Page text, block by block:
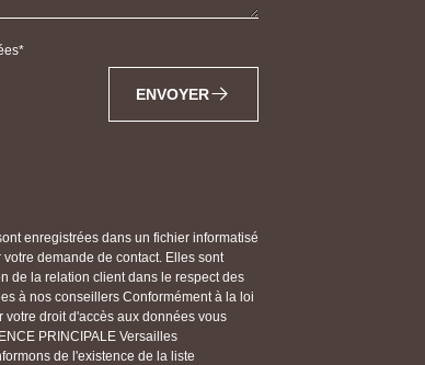
ENVOYER
enregistrées dans un fichier informatisé
demande de contact. Elles sont
de la relation client dans le respect des
à nos conseillers Conformément à la loi
droit d'accès aux données vous
PRINCIPALE Versailles
de l'existence de la liste